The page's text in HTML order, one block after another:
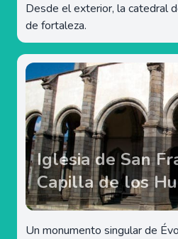
Desde el exterior, la catedral
de fortaleza.
Iglesia de San
Capilla de los
Un monumento singular de